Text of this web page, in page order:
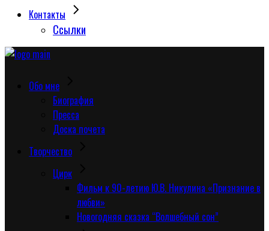
Контакты
Сcылки
Обо мне
Биография
Пресса
Доска почета
Творчество
Цирк
Фильм к 90-летию Ю.В. Никулина «Признание в
любви»
Новогодняя сказка “Волшебный сон”